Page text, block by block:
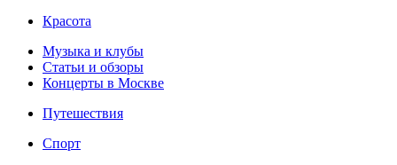
Красота
Музыка и клубы
Статьи и обзоры
Концерты в Москве
Путешествия
Спорт